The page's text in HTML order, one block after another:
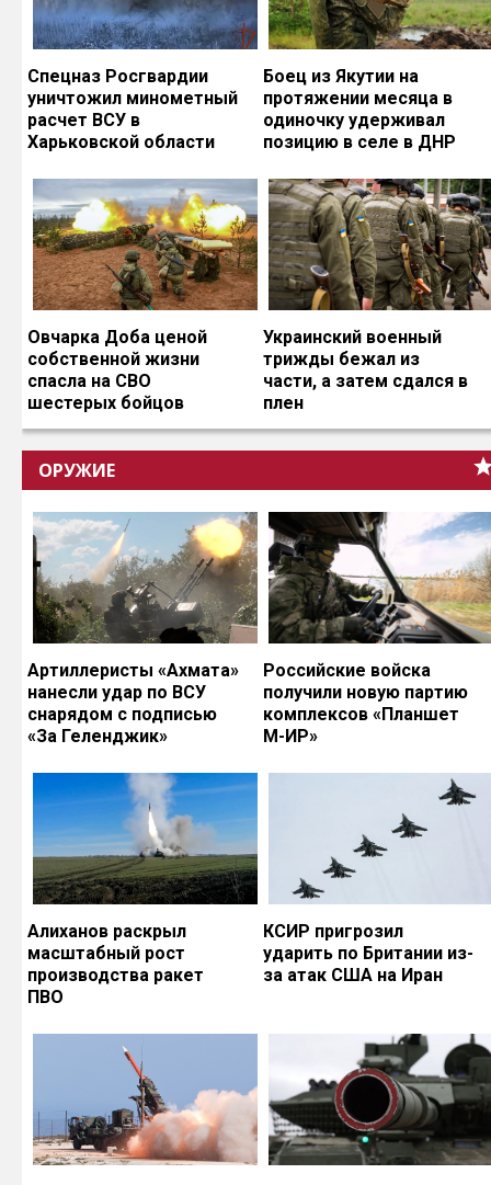
Спецназ Росгвардии
уничтожил минометный
расчет ВСУ в
Харьковской области
Боец из Якутии на
протяжении месяца в
одиночку удерживал
позицию в селе в ДНР
Овчарка Доба ценой
собственной жизни
спасла на СВО
шестерых бойцов
Украинский военный
трижды бежал из
части, а затем сдался в
плен
ОРУЖИЕ
Артиллеристы «Ахмата»
нанесли удар по ВСУ
снарядом с подписью
«За Геленджик»
Российские войска
получили новую партию
комплексов «Планшет
М-ИР»
Алиханов раскрыл
масштабный рост
производства ракет
ПВО
КСИР пригрозил
ударить по Британии из-
за атак США на Иран